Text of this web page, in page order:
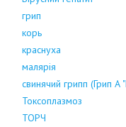
грип
корь
краснуха
малярія
свинячий грипп (Грип А
Токсоплазмоз
ТОРЧ